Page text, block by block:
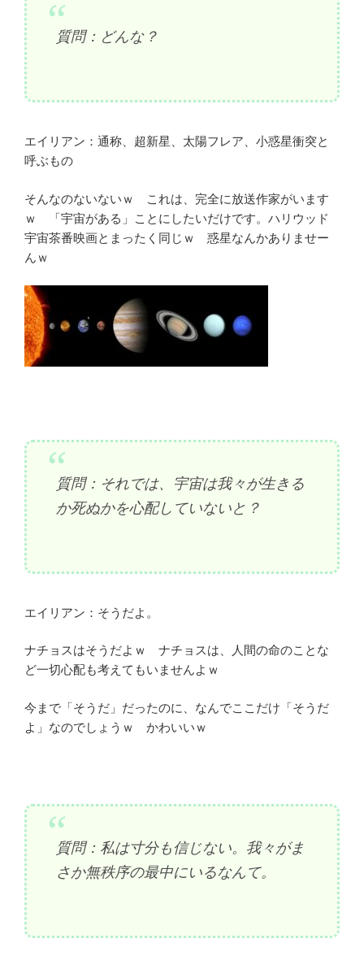
質問：どんな？
エイリアン：通称、超新星、太陽フレア、小惑星衝突と
呼ぶもの
そんなのないないｗ これは、完全に放送作家がいます
ｗ 「宇宙がある」ことにしたいだけです。ハリウッド
宇宙茶番映画とまったく同じｗ 惑星なんかありませー
んｗ
質問：それでは、宇宙は我々が生きる
か死ぬかを心配していないと？
エイリアン：そうだよ。
ナチョスはそうだよｗ ナチョスは、人間の命のことな
ど一切心配も考えてもいませんよｗ
今まで「そうだ」だったのに、なんでここだけ「そうだ
よ」なのでしょうｗ かわいいｗ
質問：私は寸分も信じない。我々がま
さか無秩序の最中にいるなんて。